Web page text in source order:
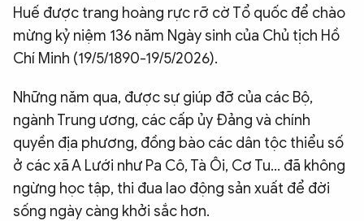
Infographic
Chuyên trang An ninh thế giới Văn nghệ Công an
Chuyên đề
Huế được trang hoàng rực rỡ cờ Tổ quốc để chào
mừng kỷ niệm 136 năm Ngày sinh của Chủ tịch Hồ
Chí Minh (19/5/1890-19/5/2026).
Những năm qua, được sự giúp đỡ của các Bộ,
ngành Trung ương, các cấp ủy Đảng và chính
quyền địa phương, đồng bào các dân tộc thiểu số
ở các xã A Lưới như Pa Cô, Tà Ôi, Cơ Tu… đã không
ngừng học tập, thi đua lao động sản xuất để đời
sống ngày càng khởi sắc hơn.